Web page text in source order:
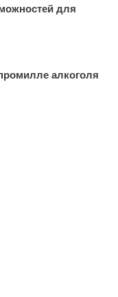
для
алкоголя